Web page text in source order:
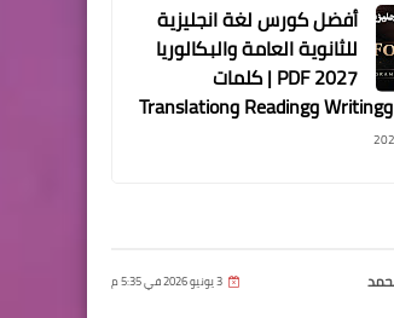
أفضل كورس لغة انجليزية
للثانوية العامة والبكالوريا
2027 PDF | كلمات
3 يونيو 2026 في 5:35 م